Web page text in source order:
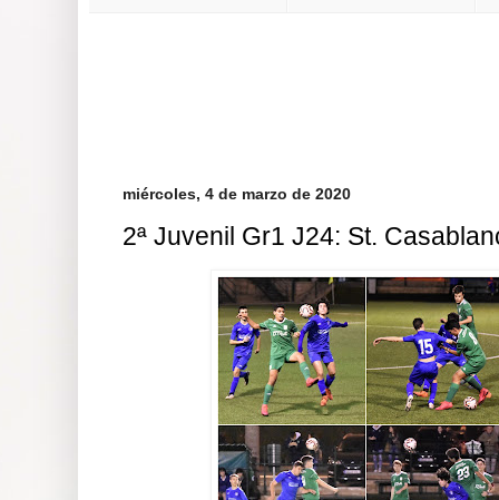
miércoles, 4 de marzo de 2020
2ª Juvenil Gr1 J24: St.